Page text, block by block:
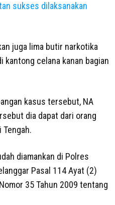
sukses dilaksanakan
juga lima butir narkotika
celana kanan bagian
kasus tersebut, NA
dia dapat dari orang
Tengah.
diamankan di Polres
Pasal 114 Ayat (2)
35 Tahun 2009 tentang